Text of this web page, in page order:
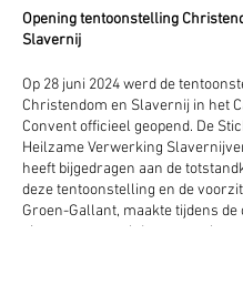
Opening tentoonstelling
Slavernij
Op 28 juni 2024 werd de
Christendom en Slavernij in het
Convent officieel geopend. De
Heilzame Verwerking
heeft bijgedragen aan de
deze tentoonstelling en de
Groen-Gallant, maakte tijdens de
uit van een panel dat vragen